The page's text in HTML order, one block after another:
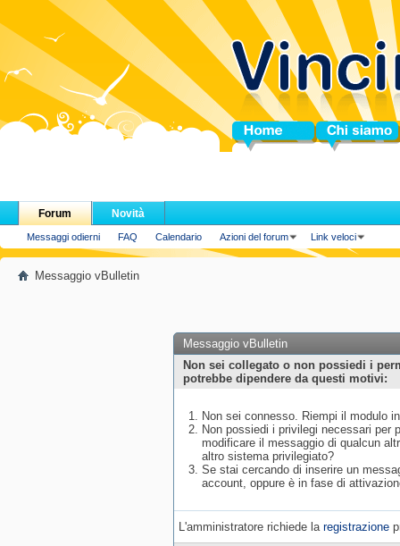
Home Chi siamo
Forum
Messaggi odierni FAQ Calendario Azioni del forum Link veloci
Novità
Messaggio vBulletin
Messaggio vBulletin
Non sei collegato o non possiedi i
potrebbe dipendere da questi motivi:
Non sei connesso. Riempi il modulo
Non possiedi i privilegi necessari per
modificare il messaggio di qualcun
altro sistema privilegiato?
Se stai cercando di inserire un
account, oppure è in fase di
L'amministratore richiede la registrazione